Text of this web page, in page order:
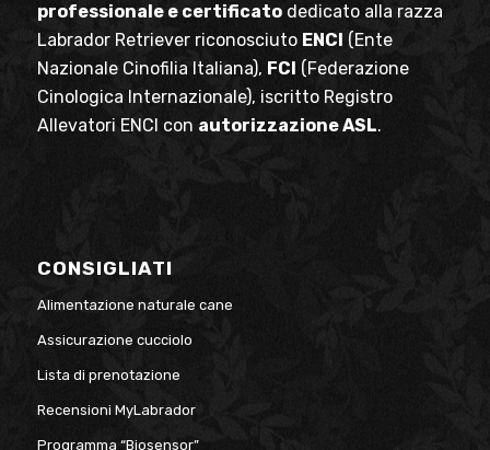
professionale e certificatodedicato alla razza
Labrador Retriever riconosciuto ENCI (Ente
Nazionale Cinofilia Italiana), FCI (Federazione
Cinologica Internazionale), iscritto Registro
Allevatori ENCI con autorizzazione ASL.
CONSIGLIATI
Alimentazione naturale cane
Assicurazione cucciolo
Lista di prenotazione
Recensioni MyLabrador
Programma “Biosensor”